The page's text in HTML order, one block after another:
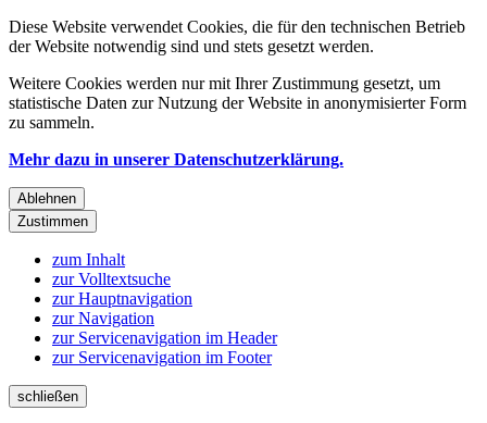
Diese Website verwendet Cookies, die für den technischen Betrieb
der Website notwendig sind und stets gesetzt werden.
Weitere Cookies werden nur mit Ihrer Zustimmung gesetzt, um
statistische Daten zur Nutzung der Website in anonymisierter Form
zu sammeln.
Mehr dazu in unserer Datenschutzerklärung.
Ablehnen
Zustimmen
zum Inhalt
zur Volltextsuche
zur Hauptnavigation
zur Navigation
zur Servicenavigation im Header
zur Servicenavigation im Footer
schließen